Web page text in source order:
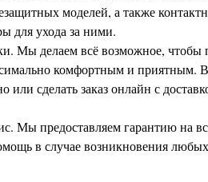
моделей, а также
для ухода за ними.
Мы делаем всё возможное, чтобы
комфортным и приятным.
или сделать заказ онлайн с
Мы предоставляем гарантию на
в случае возникновения